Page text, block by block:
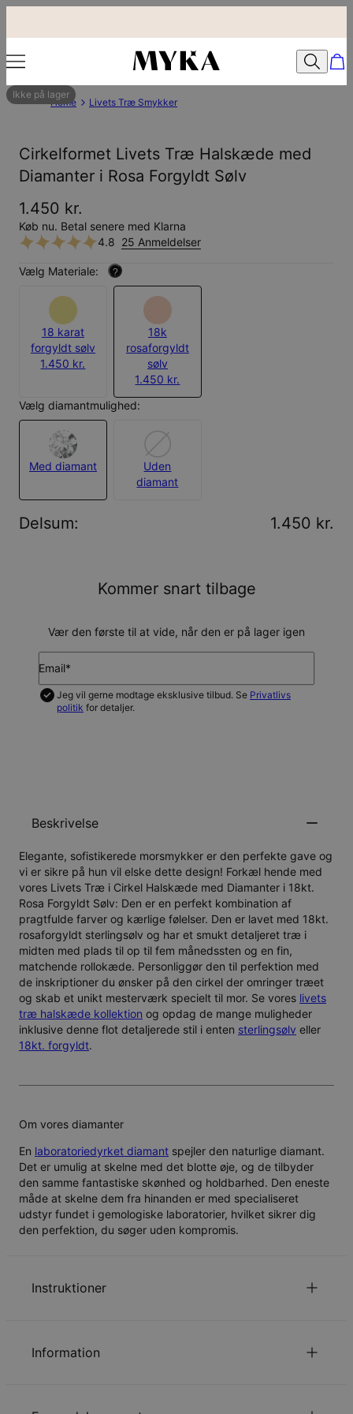
Ikke på lager
Home Livets Træ Smykker
Cirkelformet Livets Træ Halskæde med
Diamanter i Rosa Forgyldt Sølv
1.450 kr.
Køb nu. Betal senere med Klarna
4.8 25 Anmeldelser
Vælg Materiale: ?
18 karat
forgyldt sølv
1.450 kr.
18k
rosaforgyldt
sølv
1.450 kr.
Vælg diamantmulighed:
Med diamant
Uden
diamant
Delsum: 1.450 kr.
Kommer snart tilbage
Vær den første til at vide, når den er på lager igen
Email*
Jeg vil gerne modtage eksklusive tilbud. Se Privatlivs
politik for detaljer.
Beskrivelse
Elegante, sofistikerede morsmykker er den perfekte gave og
vi er sikre på hun vil elske dette design! Forkæl hende med
vores Livets Træ i Cirkel Halskæde med Diamanter i 18kt.
Rosa Forgyldt Sølv: Den er en perfekt kombination af
pragtfulde farver og kærlige følelser. Den er lavet med 18kt.
rosaforgyldt sterlingsølv og har et smukt detaljeret træ i
midten med plads til op til fem månedssten og en fin,
matchende rollokæde. Personliggør den til perfektion med
de inskriptioner du ønsker på den cirkel der omringer træet
og skab et unikt mesterværk specielt til mor. Se vores livets
træ halskæde kollektion og opdag de mange muligheder
inklusive denne flot detaljerede stil i enten sterlingsølv eller
18kt. forgyldt.
Om vores diamanter
En laboratoriedyrket diamant spejler den naturlige diamant.
Det er umulig at skelne med det blotte øje, og de tilbyder
den samme fantastiske skønhed og holdbarhed. Den eneste
måde at skelne dem fra hinanden er med specialiseret
udstyr fundet i gemologiske laboratorier, hvilket sikrer dig
den perfektion, du søger uden kompromis.
Instruktioner
Klik her for at se din kædelængde guide.
Information